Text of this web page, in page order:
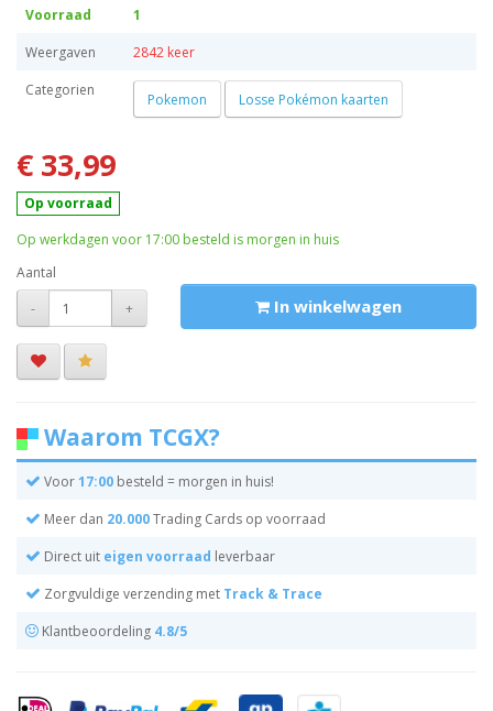
Voorraad
1
Weergaven
2842 keer
Categorien
Pokemon Losse Pokémon kaarten
€ 33,99
Op voorraad
Op werkdagen voor 17:00 besteld is morgen in huis
Aantal
-
+ In winkelwagen
Waarom TCGX?
Voor17:00 besteld = morgen in huis!
Meer dan 20.000Trading Cards op voorraad
Direct uit eigen voorraad leverbaar
Zorgvuldige verzending met Track & Trace
Klantbeoordeling 4.8/5